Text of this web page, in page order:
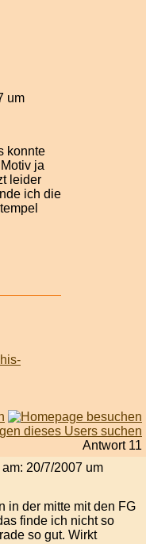
um
konnte
ja
leider
ich die
Antwort 11
20/7/2007 um
in der mitte mit den FG
finde ich nicht so
so gut. Wirkt